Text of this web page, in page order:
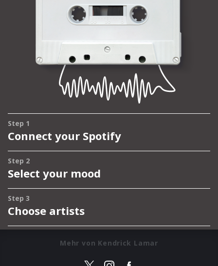
Mehr von Kendrick Lamar